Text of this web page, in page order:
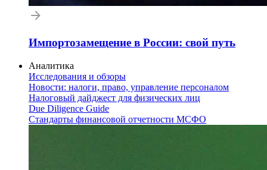
Импортозамещение в России: свой путь
Аналитика
Исследования и обзоры
Новости: налоги, право, управление персоналом
Налоговый дайджест для физических лиц
Due Diligence Guide
Стандарты финансовой отчетности МСФО